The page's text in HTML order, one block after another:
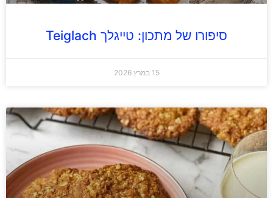
סיפורו של מתכון: טייגלך Teiglach
15 במרץ 2026